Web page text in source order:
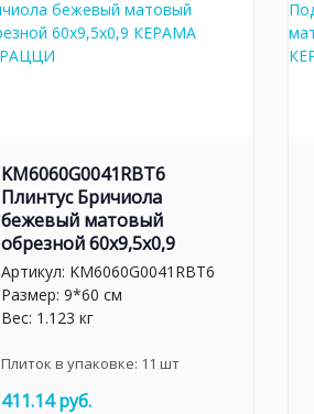
KM6060G0041RBT6
Плинтус Бричиола
бежевый матовый
обрезной 60x9,5x0,9
Артикул: KM6060G0041RBT6
Размер: 9*60 см
Вес: 1.123 кг
Плиток в упаковке: 11 шт
411.14 руб.